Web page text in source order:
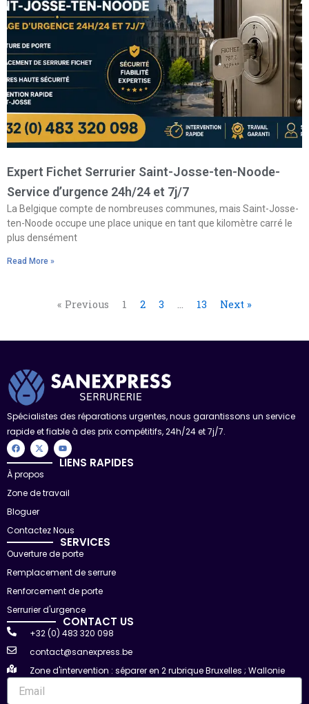
Expert Fichet Serrurier Saint-Josse-ten-Noode-
Service d’urgence 24h/24 et 7j/7
La Belgique compte de nombreuses communes, mais Saint-Josse-
ten-Noode occupe une place unique en tant que kilomètre carré le
plus densément
Read More »
« Previous 1 2 3 … 13 Next »
Spécialistes des réparations urgentes, nous garantissons un service
rapide et fiable à des prix compétitifs, 24h/24 et 7j/7.
F
a
c
b
o
X
-
t
i
t
r
Y
o
u
t
e
LIENS RAPIDES
À propos
Zone de travail
Bloguer
Contactez Nous
SERVICES
Ouverture de porte
Remplacement de serrure
Renforcement de porte
Serrurier d'urgence
CONTACT US
+32 (0) 483 320 098
contact@sanexpress.be
Zone d'intervention : séparer en 2 rubrique Bruxelles ; Wallonie